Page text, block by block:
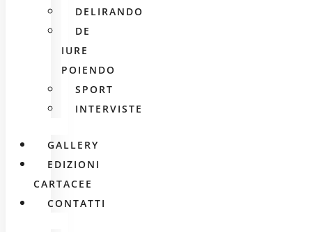
DELIRANDO
DE
IURE
POIENDO
SPORT
INTERVISTE
GALLERY
EDIZIONI
CARTACEE
CONTATTI